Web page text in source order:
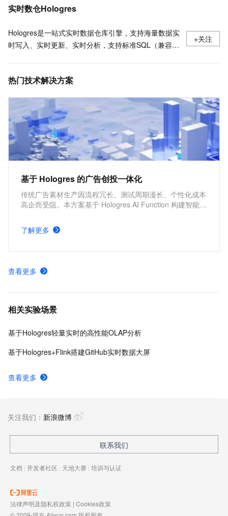
Hologres日期和时间函数
实时数仓Hologres
Hologres是一站式实时数据仓库引擎，支持海量数据实
时写入、实时更新、实时分析，支持标准SQL（兼容
的在线数据服务（Serving），与MaxCompute、
仓解决方案。欢迎加入钉群：实时数仓Hologres交流群
32314975
+关注
热门技术解决方案
基于 Hologres 的广告创投一体化
传统广告素材生产因流程冗长、测试周期漫长、个性化成本
高企而受阻。本方案基于 Hologres AI Function 构建智能平
买量场景痛点，助力团队降本增效、快速落地，大幅降低制
作门槛，突破效率瓶颈。
了解更多
查看更多
相关实验场景
基于Hologres轻量实时的高性能OLAP分析
基于Hologres+Flink搭建GitHub实时数据大屏
查看更多
关注我们： 新浪微博
联系我们
文档 | 开发者社区 | 天池大赛 | 培训与认证
法律声明及隐私权政策 | Cookies政策